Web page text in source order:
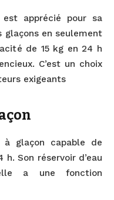
est apprécié pour sa
en seulement
de 15 kg en 24 h
C’est un choix
exigeants
à glaçon capable de
Son réservoir d’eau
a une fonction